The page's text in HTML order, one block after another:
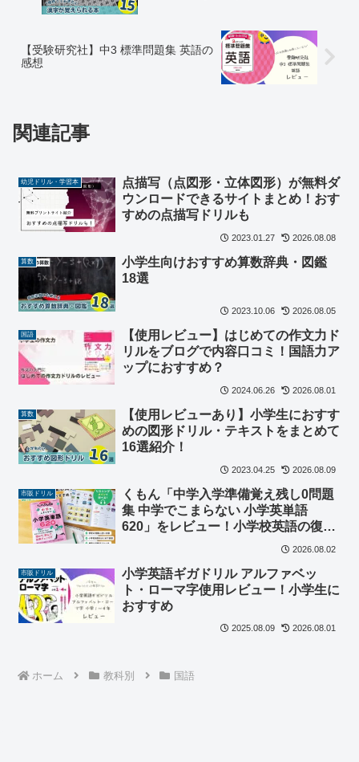
【受験研究社】中3 標準問題集 英語の
感想
関連記事
幼児ドリル・学習本
点描写（点図形・立体図形）が無料ダ
ウンロードできるサイトまとめ！おす
すめの点描写ドリルも
2023.01.27 2026.08.08
算数
小学生向けおすすめ算数辞典・図鑑
18選
2023.10.06 2026.08.05
国語
【使用レビュー】はじめての作文力ド
リルをブログで内容口コミ！国語力ア
ップにおすすめ？
2024.06.26 2026.08.01
算数
【使用レビューあり】小学生におすす
めの図形ドリル・テキストをまとめて
16選紹介！
2023.04.25 2026.08.09
市販ドリル
くもん「中学入学準備覚え残し0問題
集 中学でこまらない 小学英単語
620」をレビュー！小学校英語の復習
2026.08.02
市販ドリル
小学英語ギガドリル アルファベッ
ト・ローマ字使用レビュー！小学生に
おすすめ
2025.08.09 2026.08.01
ホーム 教科別 国語